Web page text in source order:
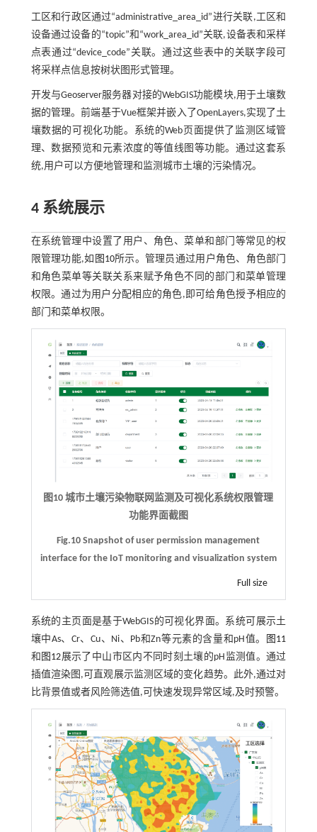
工区和行政区通过“administrative_area_id”进行关联,工区和
设备通过设备的“topic”和“work_area_id”关联,设备表和采样
点表通过“device_code”关联。通过这些表中的关联字段可
将采样点信息按树状图形式管理。
开发与Geoserver服务器对接的WebGIS功能模块,用于土壤数
据的管理。前端基于Vue框架并嵌入了OpenLayers,实现了土
壤数据的可视化功能。系统的Web页面提供了监测区域管
理、数据预览和元素浓度的等值线图等功能。通过这套系
统,用户可以方便地管理和监测城市土壤的污染情况。
4 系统展示
在系统管理中设置了用户、角色、菜单和部门等常见的权
限管理功能,如 图10所示。管理员通过用户角色、角色部门
和角色菜单等关联关系来赋予角色不同的部门和菜单管理
权限。通过为用户分配相应的角色,即可给角色授予相应的
部门和菜单权限。
图10 城市土壤污染物联网监测及可视化系统权限管理
功能界面截图
Fig.10 Snapshot of user permission management
interface for the IoT monitoring and visualization system
Full size
系统的主页面是基于WebGIS的可视化界面。系统可展示土
壤中As、Cr、Cu、Ni、Pb和Zn等元素的含量和pH值。
图11
和 图12展示了中山市区内不同时刻土壤的pH监测值。通过
插值渲染图,可直观展示监测区域的变化趋势。此外,通过对
比背景值或者风险筛选值,可快速发现异常区域,及时预警。